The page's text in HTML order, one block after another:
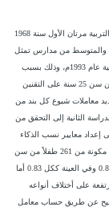
تم تقنين الاختبار في البيئة الكويتية من قبل إدارة الخدمة النفسية بوزارة التربية مرتان الأول سنة 1968
والإبتدائي والمتوسط من مدارس تمثل
المناطق العشرة حسب التقسيم الإداري للكويت في ذلك الوقت. والثانية عام 1993م، وذلك بسبب
التطور الإجتماعي والإقتصادي والحضاري في الكويت بعد مضى أكثر من سن 25 سنة على التقنين
معاملات شيوع كل بند من
سن 12 سنة بينما هدفت الدراسة الثانية إلى التحقق من
إعداد معايير نسب الذكاء
الإنحرافية. حيث تراوحت معاملات الثبات بطريقة إعادة التطبيق على عينة مكونة من 261 طفلاً من سن
3 سنوات إلى سن 12 سنة بفاصل زمني شهر بين التطبيقين بين 0.71 و 0.87 وفي العينة ككل 0.83 أما
على أختلاف أنواعه
عن طريق حساب معامل